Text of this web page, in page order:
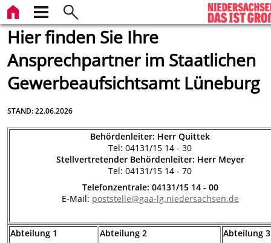
Hier finden Sie Ihre
Ansprechpartner im Staatlichen
Gewerbeaufsichtsamt Lüneburg
STAND: 22.06.2026
Behördenleiter: Herr Quittek
Tel: 04131/15 14 - 30
Stellvertretender Behördenleiter: Herr Meyer
Tel: 04131/15 14 - 70
Telefonzentrale: 04131/15 14 - 00
E-Mail: poststelle@gaa-lg.niedersachsen.de
Abteilung 1 Abteilung 2
Abteilung 3